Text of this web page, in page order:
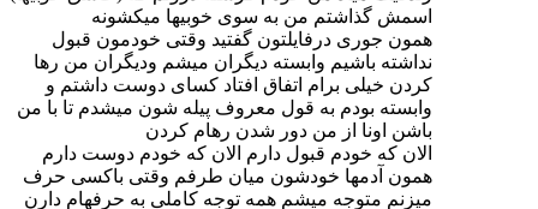
اسمش گذاشتم من به سوی خوبیها میکشونه
همون جوری درفایلتون گفتید وقتی خودمون قبول
نداشته باشیم وابسته دیگران میشم ودیگران من رها
کردن خیلی برام اتفاق افتاد کسای دوست داشتم و
وابسته بودم به قول معروف پیله شون میشدم تا با من
باشن اونا از من دور شدن رهام کردن
الان که خودم قبول دارم الان که خودم دوست دارم
همون آدمها خودشون میان طرفم وقتی باکسی حرف
میزنم متوجه میشم همه توجه کاملی به حرفهام دارن